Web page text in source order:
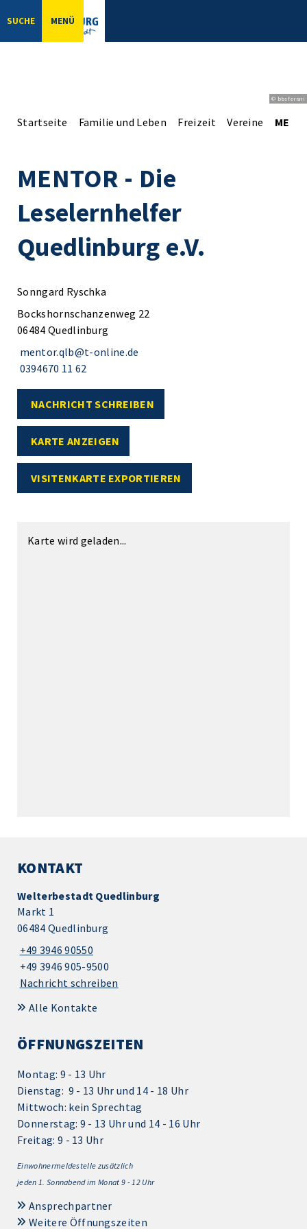
SUCHE MENÜ
© bbsferrari
Startseite Familie und Leben Freizeit Vereine
MENTOR - Die
Leselernhelfer
Quedlinburg e.V.
Sonngard Ryschka
Bockshornschanzenweg 22
06484 Quedlinburg
mentor.qlb@t-online.de
0394670 11 62
NACHRICHT SCHREIBEN
KARTE ANZEIGEN
VISITENKARTE EXPORTIEREN
Karte wird geladen...
KONTAKT
Welterbestadt Quedlinburg
Markt 1
06484 Quedlinburg
+49 3946 90550
+49 3946 905-9500
Nachricht schreiben
Alle Kontakte
ÖFFNUNGSZEITEN
Montag: 9 - 13 Uhr
Dienstag: 9 - 13 Uhr und 14 - 18 Uhr
Mittwoch: kein Sprechtag
Donnerstag: 9 - 13 Uhr und 14 - 16 Uhr
Freitag: 9 - 13 Uhr
Einwohnermeldestelle zusätzlich
jeden 1. Sonnabend im Monat 9 - 12 Uhr
Ansprechpartner
Weitere Öffnungszeiten